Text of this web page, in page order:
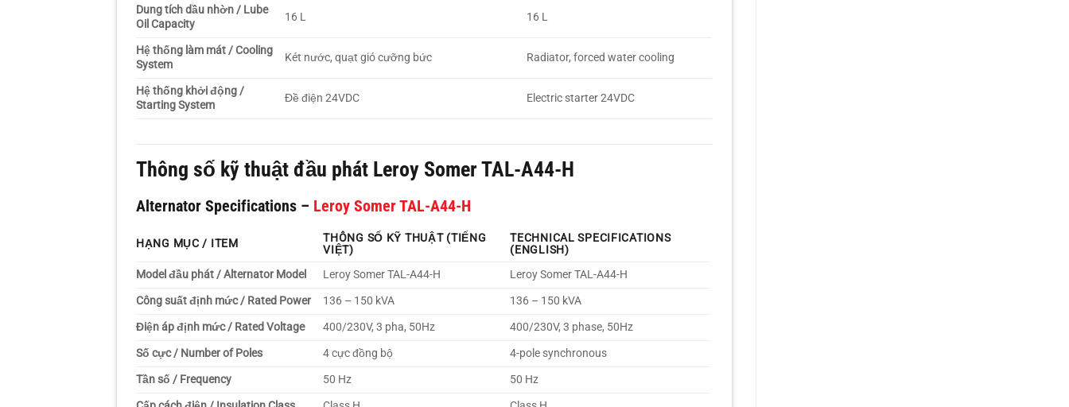
Dung tích dầu nhờn / Lube
Oil Capacity
16 L 16 L
Hệ thống làm mát / Cooling
System
Két nước, quạt gió cưỡng bức Radiator, forced water cooling
Hệ thống khởi động /
Starting System
Đề điện 24VDC Electric starter 24VDC
Thông số kỹ thuật đầu phát Leroy Somer TAL-A44-H
Alternator Specifications – Leroy Somer TAL-A44-H
HẠNG MỤC / ITEM
THÔNG SỐ KỸ THUẬT (TIẾNG
VIỆT)
TECHNICAL SPECIFICATIONS
(ENGLISH)
Model đầu phát / Alternator Model
Leroy Somer TAL-A44-H
Leroy Somer TAL-A44-H
Công suất định mức / Rated Power
136 – 150 kVA
136 – 150 kVA
Điện áp định mức / Rated Voltage
400/230V, 3 pha, 50Hz
400/230V, 3 phase, 50Hz
Số cực / Number of Poles
4 cực đồng bộ
4-pole synchronous
Tần số / Frequency
50 Hz
50 Hz